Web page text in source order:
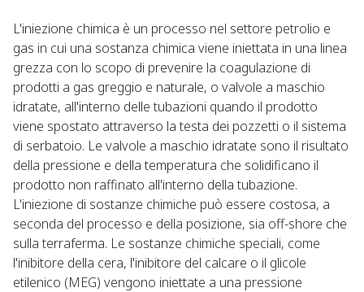
L'iniezione chimica è un processo nel settore petrolio e
gas in cui una sostanza chimica viene iniettata in una linea
grezza con lo scopo di prevenire la coagulazione di
prodotti a gas greggio e naturale, o valvole a maschio
idratate, all'interno delle tubazioni quando il prodotto
viene spostato attraverso la testa dei pozzetti o il sistema
di serbatoio. Le valvole a maschio idratate sono il risultato
della pressione e della temperatura che solidificano il
prodotto non raffinato all'interno della tubazione.
L'iniezione di sostanze chimiche può essere costosa, a
seconda del processo e della posizione, sia off-shore che
sulla terraferma. Le sostanze chimiche speciali, come
l'inibitore della cera, l'inibitore del calcare o il glicole
etilenico (MEG) vengono iniettate a una pressione